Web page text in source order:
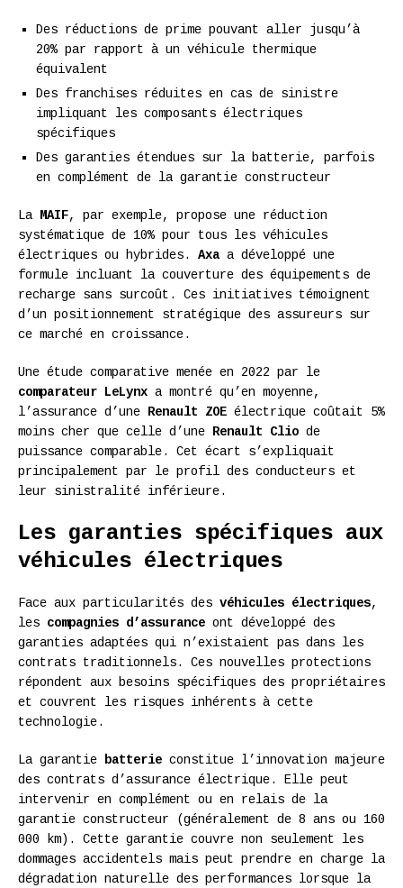
Des réductions de prime pouvant aller jusqu’à
20% par rapport à un véhicule thermique
équivalent
Des franchises réduites en cas de sinistre
impliquant les composants électriques
spécifiques
Des garanties étendues sur la batterie, parfois
en complément de la garantie constructeur
La MAIF, par exemple, propose une réduction
systématique de 10% pour tous les véhicules
électriques ou hybrides. Axa a développé une
formule incluant la couverture des équipements de
recharge sans surcoût. Ces initiatives témoignent
d’un positionnement stratégique des assureurs sur
ce marché en croissance.
Une étude comparative menée en 2022 par le
comparateur LeLynx a montré qu’en moyenne,
l’assurance d’une
Renault ZOE électrique coûtait 5%
moins cher que celle d’une
Renault Clio de
puissance comparable. Cet écart s’expliquait
principalement par le profil des conducteurs et
leur sinistralité inférieure.
Les garanties spécifiques aux
véhicules électriques
Face aux particularités des véhicules électriques,
les compagnies d’assurance ont développé des
garanties adaptées qui n’existaient pas dans les
contrats traditionnels. Ces nouvelles protections
répondent aux besoins spécifiques des propriétaires
et couvrent les risques inhérents à cette
technologie.
La garantie batterie constitue l’innovation majeure
des contrats d’assurance électrique. Elle peut
intervenir en complément ou en relais de la
garantie constructeur (généralement de 8 ans ou 160
000 km). Cette garantie couvre non seulement les
dommages accidentels mais peut prendre en charge la
dégradation naturelle des performances lorsque la